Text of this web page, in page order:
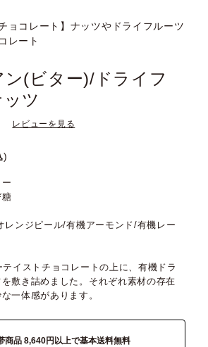
ョコレート】ナッツやドライフルーツ
レート
(ビター)/ドライフ
ツ
レビューを見る
レンジピール/有機アーモンド/有機レー
イストチョコレートの上に、有機ドラ
敷き詰めました。それぞれ素材の存在
一体感があります。
商品 8,640円以上で基本送料無料